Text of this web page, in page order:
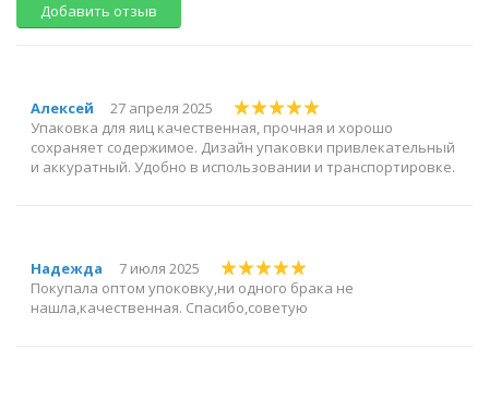
Добавить отзыв
Алексей
27 апреля 2025
Упаковка для яиц качественная, прочная и хорошо
сохраняет содержимое. Дизайн упаковки привлекательный
и аккуратный. Удобно в использовании и транспортировке.
Надежда
7 июля 2025
Покупала оптом упоковку,ни одного брака не
нашла,качественная. Спасибо,советую